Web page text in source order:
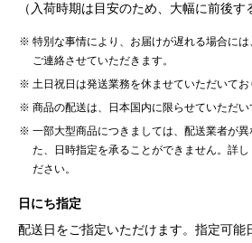
（入荷時期は目安のため、大幅に前後す
特別な事情により、お届けが遅れる場合に
ご連絡させていただきます。
土日祝日は発送業務を休ませていただいてお
商品の配送は、日本国内に限らせていただい
一部大型商品につきましては、配送業者が
た、日時指定を承ることができません。詳し
ださい。
日にち指定
配送日をご指定いただけます。指定可能